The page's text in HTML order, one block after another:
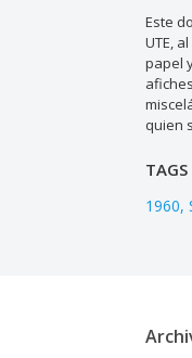
Este
UTE,
papel
quien
TAGS
1960